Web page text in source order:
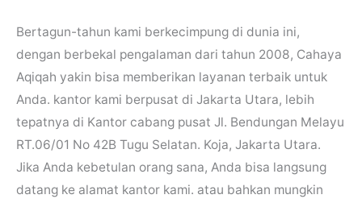
Bertagun-tahun kami berkecimpung di dunia ini,
dengan berbekal pengalaman dari tahun 2008, Cahaya
Aqiqah yakin bisa memberikan layanan terbaik untuk
Anda. kantor kami berpusat di Jakarta Utara, lebih
tepatnya di Kantor cabang pusat Jl. Bendungan Melayu
RT.06/01 No 42B Tugu Selatan. Koja, Jakarta Utara.
Jika Anda kebetulan orang sana, Anda bisa langsung
datang ke alamat kantor kami. atau bahkan mungkin